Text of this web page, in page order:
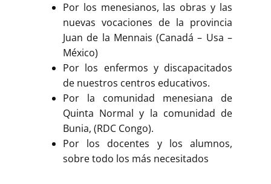
Por los menesianos, las obras y las
nuevas vocaciones de la provincia
Juan de la Mennais (Canadá – Usa –
México)
Por los enfermos y discapacitados
de nuestros centros educativos.
Por la comunidad menesiana de
Quinta Normal y la comunidad de
Bunia, (RDC Congo).
Por los docentes y los alumnos,
sobre todo los más necesitados